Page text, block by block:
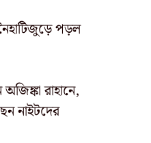
পড়ল
রাহানে,
নাইটদের